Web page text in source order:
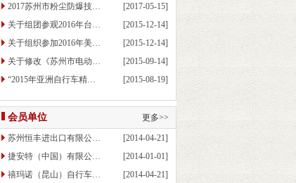
[2017-05-15]
2017苏州市粉尘防爆技…
[2015-12-14]
关于组团参观2016年台…
[2015-12-14]
关于组织参加2016年美…
[2015-09-14]
关于修改《苏州市电动…
[2015-08-19]
“2015年亚洲自行车精…
更多>>
会员单位
[2014-04-21]
苏州恒丰进出口有限公…
[2014-01-01]
捷安特（中国）有限公…
[2014-04-21]
禧玛诺（昆山）自行车…